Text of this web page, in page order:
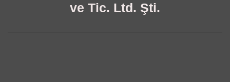
ve Tic. Ltd. Şti.